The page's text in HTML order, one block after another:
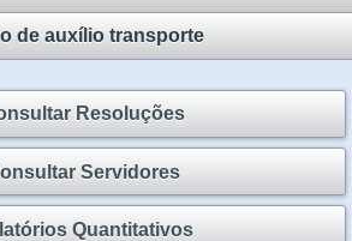
de auxílio transporte
Resoluções
Servidores
Quantitativos